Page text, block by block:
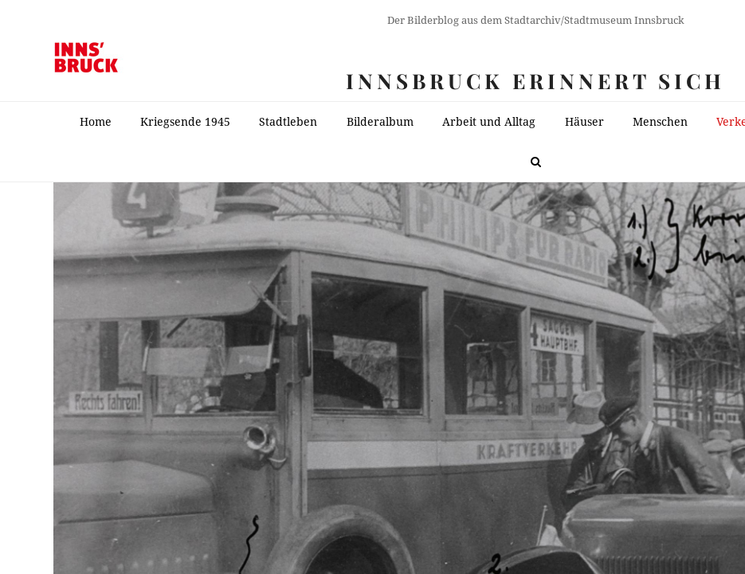
Der Bilderblog aus dem Stadtarchiv/Stadtmuseum Innsbruck
INNSBRUCK ERINNERT SICH
Home Kriegsende 1945 Stadtleben Bilderalbum Arbeit und Alltag Häuser Menschen